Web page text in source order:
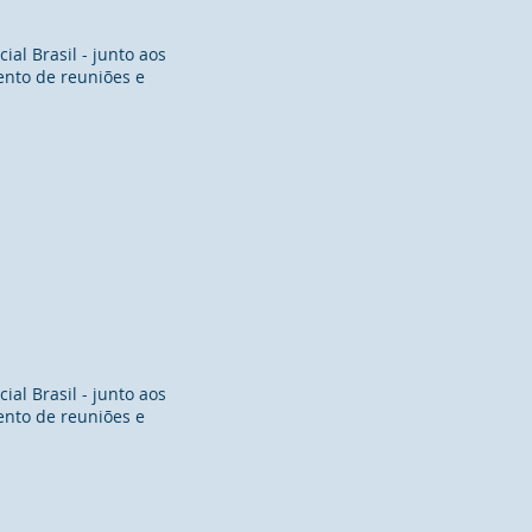
Brasil - junto aos
de reuniões e
Brasil - junto aos
de reuniões e